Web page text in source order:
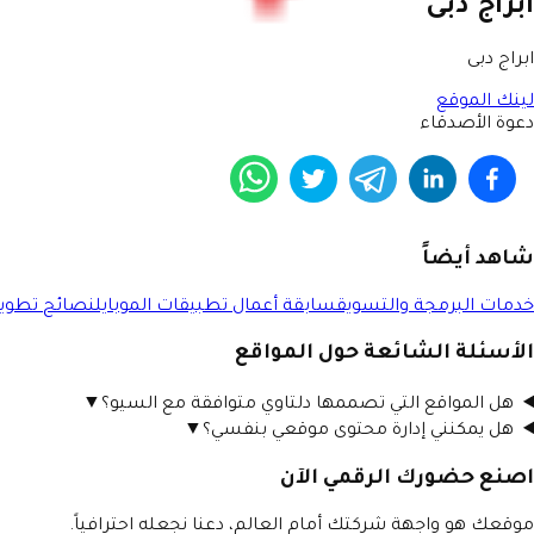
ابراج دبى
ابراج دبى
لينك الموقع
دعوة الأصدقاء
شاهد أيضاً
خدمات البرمجة والتسويقسابقة أعمال تطبيقات الموبايلنصائح
الأسئلة الشائعة حول المواقع
هل المواقع التي تصممها دلتاوي متوافقة مع السيو؟ ▼
هل يمكنني إدارة محتوى موقعي بنفسي؟ ▼
اصنع حضورك الرقمي الآن
موقعك هو واجهة شركتك أمام العالم، دعنا نجعله احترافياً.